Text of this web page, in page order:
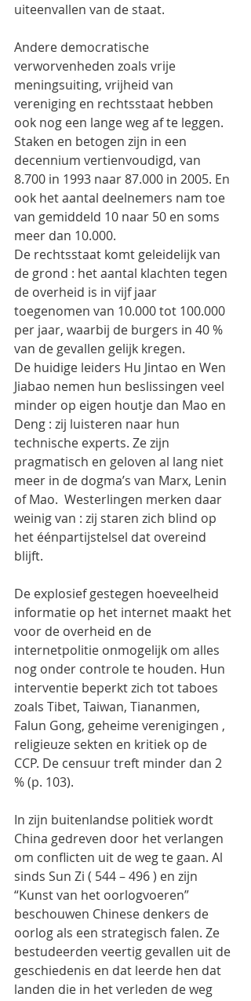
uiteenvallen van de staat.
Andere democratische
verworvenheden zoals vrije
meningsuiting, vrijheid van
vereniging en rechtsstaat hebben
ook nog een lange weg af te leggen.
Staken en betogen zijn in een
decennium vertienvoudigd, van
8.700 in 1993 naar 87.000 in 2005. En
ook het aantal deelnemers nam toe
van gemiddeld 10 naar 50 en soms
meer dan 10.000.
De rechtsstaat komt geleidelijk van
de grond : het aantal klachten tegen
de overheid is in vijf jaar
toegenomen van 10.000 tot 100.000
per jaar, waarbij de burgers in 40 %
van de gevallen gelijk kregen.
De huidige leiders Hu Jintao en Wen
Jiabao nemen hun beslissingen veel
minder op eigen houtje dan Mao en
Deng : zij luisteren naar hun
technische experts. Ze zijn
pragmatisch en geloven al lang niet
meer in de dogma’s van Marx, Lenin
of Mao.  Westerlingen merken daar
weinig van : zij staren zich blind op
het éénpartijstelsel dat overeind
blijft.
De explosief gestegen hoeveelheid
informatie op het internet maakt het
voor de overheid en de
internetpolitie onmogelijk om alles
nog onder controle te houden. Hun
interventie beperkt zich tot taboes
zoals Tibet, Taiwan, Tiananmen,
Falun Gong, geheime verenigingen ,
religieuze sekten en kritiek op de
CCP. De censuur treft minder dan 2
% (p. 103).
In zijn buitenlandse politiek wordt
China gedreven door het verlangen
om conflicten uit de weg te gaan. Al
sinds Sun Zi ( 544 – 496 ) en zijn
“Kunst van het oorlogvoeren”
beschouwen Chinese denkers de
oorlog als een strategisch falen. Ze
bestudeerden veertig gevallen uit de
geschiedenis en dat leerde hen dat
landen die in het verleden de weg